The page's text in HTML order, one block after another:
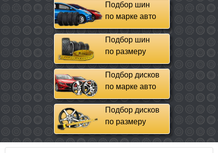
Подбор шин
по марке авто
Подбор шин
по размеру
Подбор дисков
по марке авто
Подбор дисков
по размеру